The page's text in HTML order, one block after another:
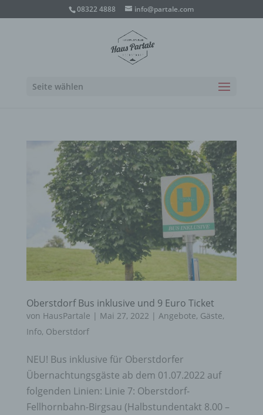
08322 4888 info@partale.com
Seite wählen
Oberstdorf Bus inklusive und 9 Euro Ticket
von HausPartale | Mai 27, 2022 | Angebote, Gäste,
Info, Oberstdorf
NEU! Bus inklusive für Oberstdorfer
Übernachtungsgäste ab dem 01.07.2022 auf
folgenden Linien: Linie 7: Oberstdorf-
Fellhornbahn-Birgsau (Halbstundentakt 8.00 –